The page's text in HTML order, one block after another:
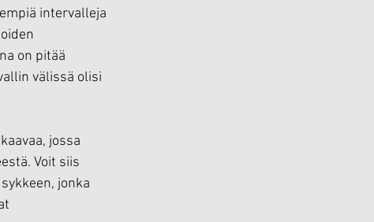
intervalleja
on pitää
välissä olisi
jossa
Voit siis
jonka